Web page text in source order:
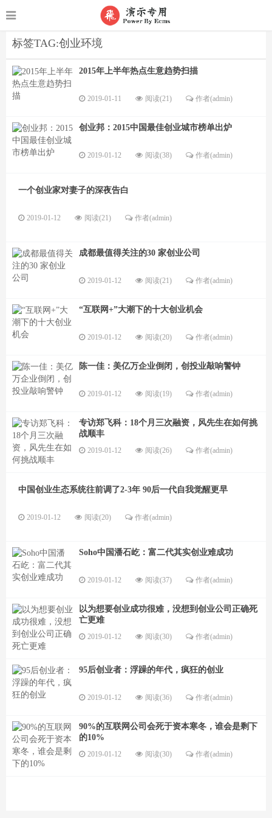
标签TAG:创业环境
2015年上半年热点生意趋势扫描
2019-01-11 阅读(21) 作者(admin)
创业邦：2015中国最佳创业城市榜单出炉
2019-01-12 阅读(38) 作者(admin)
一个创业家对妻子的深夜告白
2019-01-12 阅读(21) 作者(admin)
成都最值得关注的30 家创业公司
2019-01-12 阅读(21) 作者(admin)
“互联网+”大潮下的十大创业机会
2019-01-12 阅读(20) 作者(admin)
陈一佳：美亿万企业倒闭，创投业敲响警钟
2019-01-12 阅读(19) 作者(admin)
专访郑飞科：18个月三次融资，风先生在如何挑
战顺丰
2019-01-12 阅读(26) 作者(admin)
中国创业生态系统往前调了2-3年 90后一代自我觉醒更早
2019-01-12 阅读(20) 作者(admin)
Soho中国潘石屹：富二代其实创业难成功
2019-01-12 阅读(37) 作者(admin)
以为想要创业成功很难，没想到创业公司正确死
亡更难
2019-01-12 阅读(30) 作者(admin)
95后创业者：浮躁的年代，疯狂的创业
2019-01-12 阅读(36) 作者(admin)
90%的互联网公司会死于资本寒冬，谁会是剩下
的10%
2019-01-12 阅读(30) 作者(admin)